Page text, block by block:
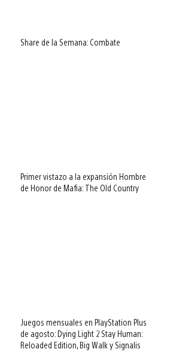
Share de la Semana: Combate
Primer vistazo a la expansión Hombre
de Honor de Mafia: The Old Country
Juegos mensuales en PlayStation Plus
de agosto: Dying Light 2 Stay Human:
Reloaded Edition, Big Walk y Signalis